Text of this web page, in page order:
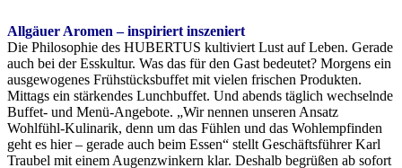
Allgäuer Aromen – inspiriert inszeniert
Die Philosophie des HUBERTUS kultiviert Lust auf Leben. Gerade
auch bei der Esskultur. Was das für den Gast bedeutet? Morgens ein
ausgewogenes Frühstücksbuffet mit vielen frischen Produkten.
Mittags ein stärkendes Lunchbuffet. Und abends täglich wechselnde
Buffet- und Menü-Angebote. „Wir nennen unseren Ansatz
Wohlfühl-Kulinarik, denn um das Fühlen und das Wohlempfinden
geht es hier – gerade auch beim Essen“ stellt Geschäftsführer Karl
Traubel mit einem Augenzwinkern klar. Deshalb begrüßen ab sofort